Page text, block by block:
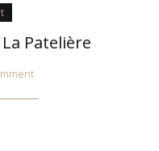
Patelière